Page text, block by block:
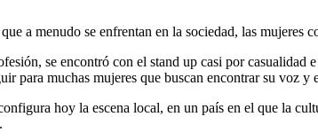
a menudo se enfrentan en la sociedad, las
se encontró con el stand up casi por
para muchas mujeres que buscan encontrar su voz y
hoy la escena local, en un país en el que la